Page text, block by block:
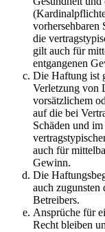
vorhersehbaren
die
gilt auch für
entgangenen
Die Haftung ist
Verletzung von
vorsätzlichem
auf die bei
Schäden und
auch für
Gewinn.
Die
auch
Betreibers.
Ansprüche für
Recht bleiben